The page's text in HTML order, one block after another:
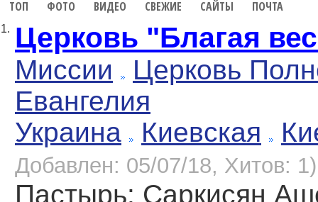
ТОП ФОТО ВИДЕО СВЕЖИЕ САЙТЫ ПОЧТА
1. Церковь "Благая
Миссии
Церковь
Евангелия
Украина
Киевская
Добавлен: 05/07/18, Хитов: 1)
Пастырь: Саркисян